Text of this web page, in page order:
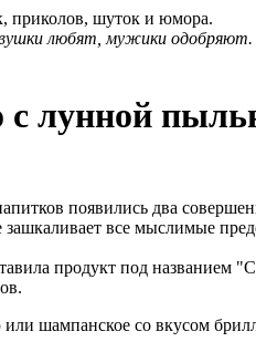
приколов, шуток и юмора.
любят, мужики одобряют.
с лунной
появились два
все мыслимые
продукт под названием